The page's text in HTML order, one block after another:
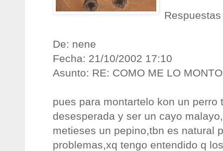
Respuestas
De: nene
Fecha: 21/10/2002 17:10
Asunto: RE: COMO ME LO
pues para montartelo kon un perro
desesperada y ser un cayo
metieses un pepino,tbn es natural
problemas,xq tengo entendido q